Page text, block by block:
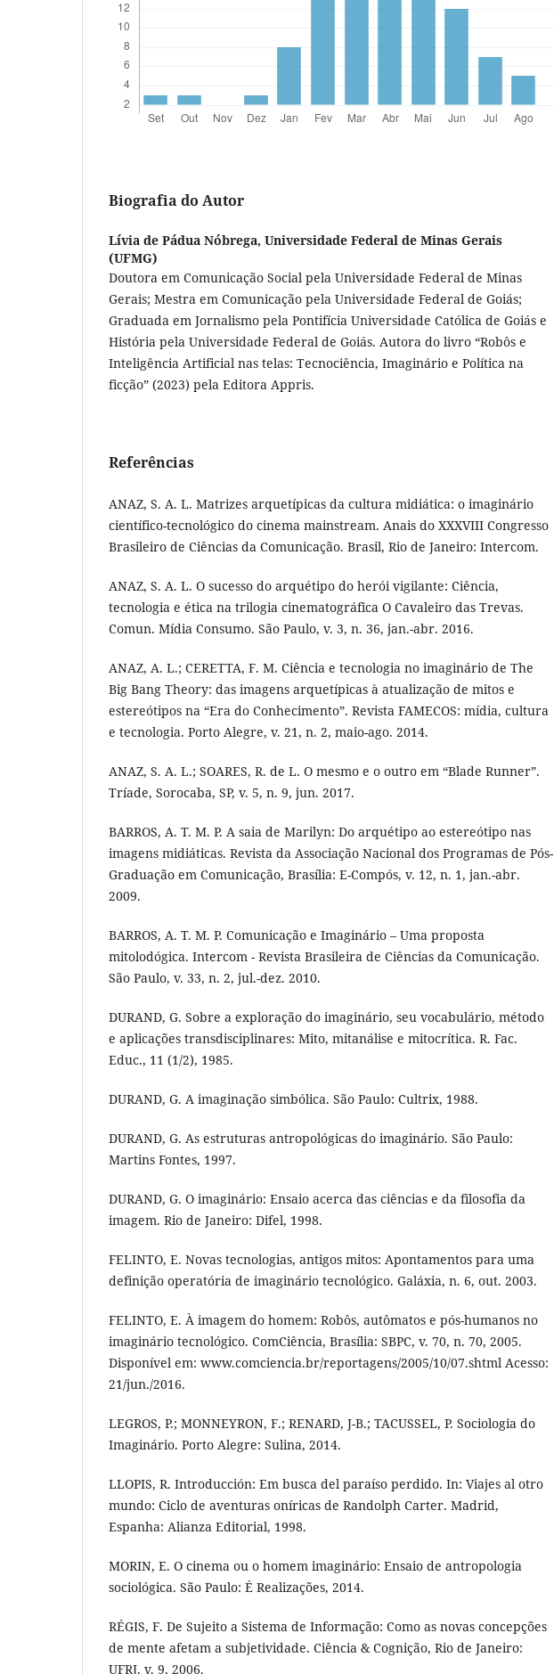
Biografia do Autor
Lívia de Pádua Nóbrega, Universidade Federal de Minas Gerais
(UFMG)
Doutora em Comunicação Social pela Universidade Federal de Minas
Gerais; Mestra em Comunicação pela Universidade Federal de Goiás;
Graduada em Jornalismo pela Pontifícia Universidade Católica de Goiás e
História pela Universidade Federal de Goiás. Autora do livro “Robôs e
Inteligência Artificial nas telas: Tecnociência, Imaginário e Política na
ficção” (2023) pela Editora Appris.
Referências
ANAZ, S. A. L. Matrizes arquetípicas da cultura midiática: o imaginário
científico-tecnológico do cinema mainstream. Anais do XXXVIII Congresso
Brasileiro de Ciências da Comunicação. Brasil, Rio de Janeiro: Intercom.
ANAZ, S. A. L. O sucesso do arquétipo do herói vigilante: Ciência,
tecnologia e ética na trilogia cinematográfica O Cavaleiro das Trevas.
Comun. Mídia Consumo. São Paulo, v. 3, n. 36, jan.-abr. 2016.
ANAZ, A. L.; CERETTA, F. M. Ciência e tecnologia no imaginário de The
Big Bang Theory: das imagens arquetípicas à atualização de mitos e
estereótipos na “Era do Conhecimento”. Revista FAMECOS: mídia, cultura
e tecnologia. Porto Alegre, v. 21, n. 2, maio-ago. 2014.
ANAZ, S. A. L.; SOARES, R. de L. O mesmo e o outro em “Blade Runner”.
Tríade, Sorocaba, SP, v. 5, n. 9, jun. 2017.
BARROS, A. T. M. P. A saia de Marilyn: Do arquétipo ao estereótipo nas
imagens midiáticas. Revista da Associação Nacional dos Programas de Pós-
Graduação em Comunicação, Brasília: E-Compós, v. 12, n. 1, jan.-abr.
2009.
BARROS, A. T. M. P. Comunicação e Imaginário – Uma proposta
mitolodógica. Intercom - Revista Brasileira de Ciências da Comunicação.
São Paulo, v. 33, n. 2, jul.-dez. 2010.
DURAND, G. Sobre a exploração do imaginário, seu vocabulário, método
e aplicações transdisciplinares: Mito, mitanálise e mitocrítica. R. Fac.
Educ., 11 (1/2), 1985.
DURAND, G. A imaginação simbólica. São Paulo: Cultrix, 1988.
DURAND, G. As estruturas antropológicas do imaginário. São Paulo:
Martins Fontes, 1997.
DURAND, G. O imaginário: Ensaio acerca das ciências e da filosofia da
imagem. Rio de Janeiro: Difel, 1998.
FELINTO, E. Novas tecnologias, antigos mitos: Apontamentos para uma
definição operatória de imaginário tecnológico. Galáxia, n. 6, out. 2003.
FELINTO, E. À imagem do homem: Robôs, autômatos e pós-humanos no
imaginário tecnológico. ComCiência, Brasília: SBPC, v. 70, n. 70, 2005.
Disponível em: www.comciencia.br/reportagens/2005/10/07.shtml Acesso:
21/jun./2016.
LEGROS, P.; MONNEYRON, F.; RENARD, J-B.; TACUSSEL, P. Sociologia do
Imaginário. Porto Alegre: Sulina, 2014.
LLOPIS, R. Introducción: Em busca del paraíso perdido. In: Viajes al otro
mundo: Ciclo de aventuras oníricas de Randolph Carter. Madrid,
Espanha: Alianza Editorial, 1998.
MORIN, E. O cinema ou o homem imaginário: Ensaio de antropologia
sociológica. São Paulo: É Realizações, 2014.
RÉGIS, F. De Sujeito a Sistema de Informação: Como as novas concepções
de mente afetam a subjetividade. Ciência & Cognição, Rio de Janeiro:
UFRJ, v. 9, 2006.